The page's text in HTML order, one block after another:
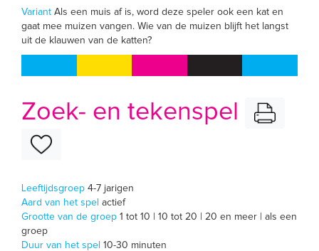
Variant Als een muis af is, word deze speler ook een kat en
gaat mee muizen vangen. Wie van de muizen blijft het langst
uit de klauwen van de katten?
Zoek- en tekenspel
Leeftijdsgroep 4-7 jarigen
Aard van het spel actief
Grootte van de groep 1 tot 10 | 10 tot 20 | 20 en meer | als een
groep
Duur van het spel 10-30 minuten